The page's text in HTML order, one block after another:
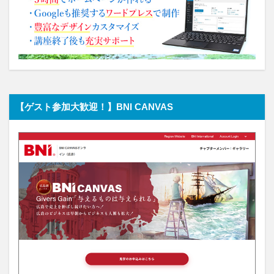
【ゲスト参加大歓迎！】BNI CANVAS